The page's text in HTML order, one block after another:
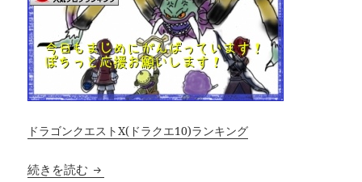
ドラゴンクエストX(ドラクエ10)ランキング
続きを読む 超ドラクエⅩTV新情報など 最近の出来事【9月